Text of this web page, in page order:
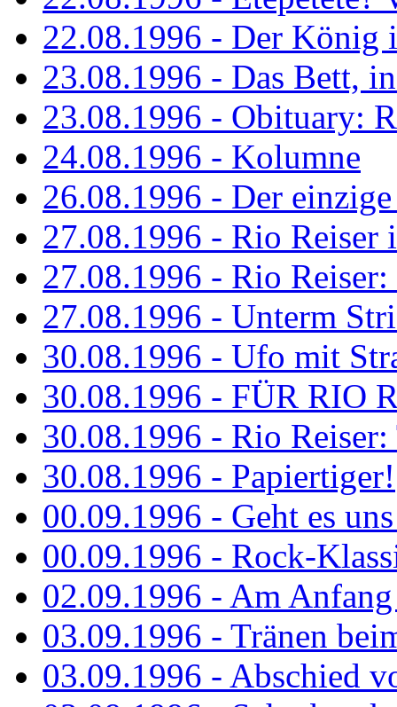
22.08.1996 - Der König
23.08.1996 - Das Bett,
23.08.1996 - Obituary:
24.08.1996 - Kolumne
26.08.1996 - Der
27.08.1996 - Rio Reiser
27.08.1996 - Rio
27.08.1996 - Unterm
30.08.1996 - Ufo mit
30.08.1996 - FÜR RIO
30.08.1996 - Rio
30.08.1996 - Papiertiger!
00.09.1996 - Geht es
00.09.1996 - Rock-
02.09.1996 - Am
03.09.1996 - Tränen
03.09.1996 - Abschied